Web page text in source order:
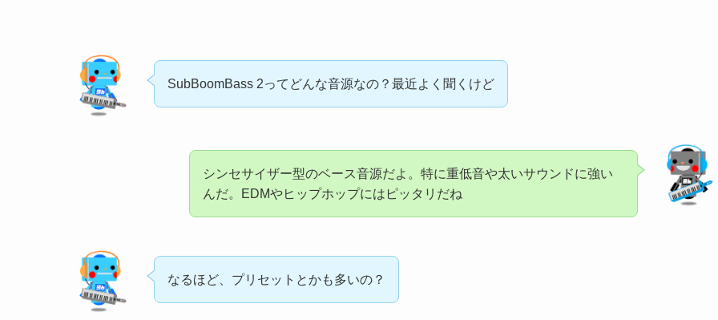
SubBoomBass 2ってどんな音源なの？最近よく聞くけど
シンセサイザー型のベース音源だよ。特に重低音や太いサウンドに強い
んだ。EDMやヒップホップにはピッタリだね
なるほど、プリセットとかも多いの？